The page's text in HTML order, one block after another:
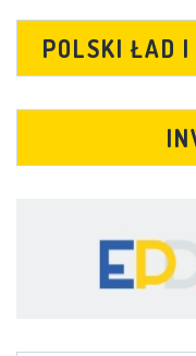
POLSKI ŁAD